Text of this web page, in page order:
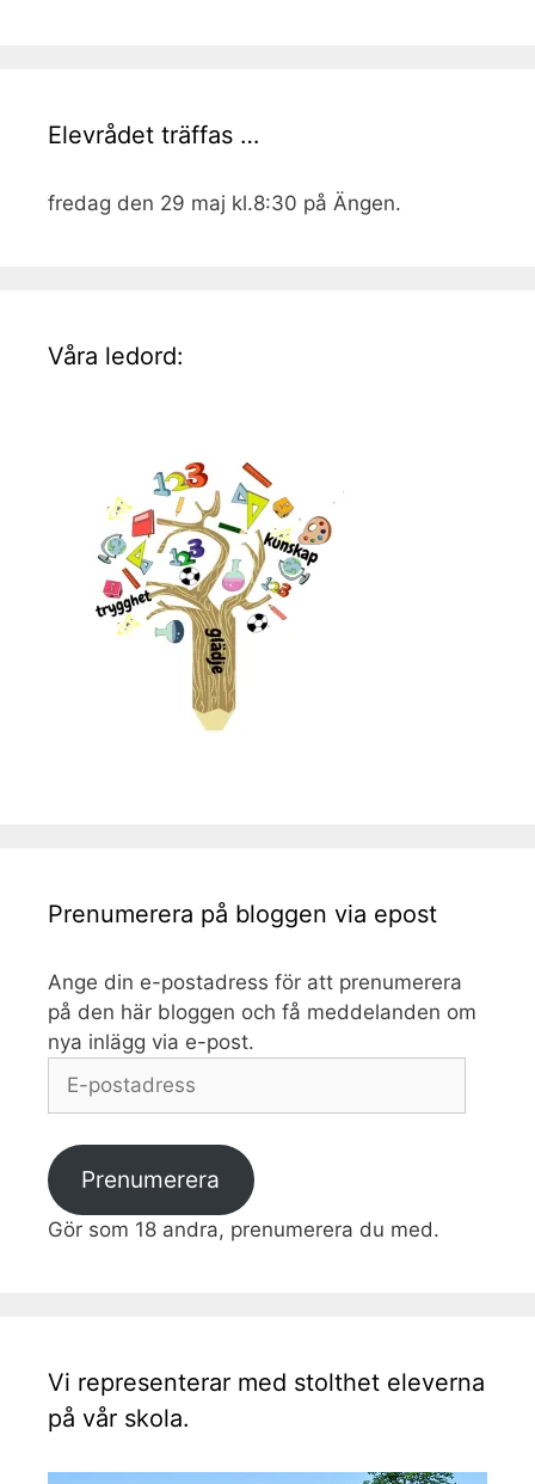
Elevrådet träffas …
fredag den 29 maj kl.8:30 på Ängen.
Våra ledord:
Prenumerera på bloggen via epost
Ange din e-postadress för att prenumerera
på den här bloggen och få meddelanden om
nya inlägg via e-post.
postadress
Prenumerera
Gör som 18 andra, prenumerera du med.
Vi representerar med stolthet eleverna
på vår skola.